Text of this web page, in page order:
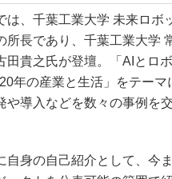
、千葉工業大学 未来ロボ
所長であり、千葉工業大学
田貴之氏が登壇。「AIとロ
年の産業と生活」をテーマ
や導入などを数々の事例を
身の自己紹介として、今